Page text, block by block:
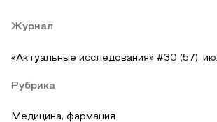
Журнал
«Актуальные исследования» #30 (57),
Рубрика
Медицина, фармация